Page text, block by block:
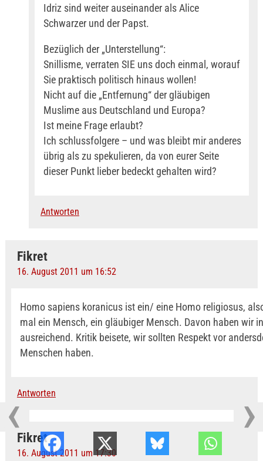
Idriz sind weiter auseinander als Alice
Schwarzer und der Papst.
Bezüglich der „Unterstellung“:
Snillisme, verraten SIE uns doch einmal, worauf
Sie praktisch politisch hinaus wollen!
Nicht auf die „Entfernung“ der gläubigen
Muslime aus Deutschland und Europa?
Ist meine Frage erlaubt?
Ich schlussfolgere – und was bleibt mir anderes
übrig als zu spekulieren, da von eurer Seite
dieser Punkt lieber bedeckt gehalten wird?
Antworten
Fikret
16. August 2011 um 16:52
Homo sapiens koranicus ist ein/ eine Homo religiosus,
mal ein Mensch, ein gläubiger Mensch. Davon haben wir
ausreichend. Kritik beisete, wir sollten Respekt vor
Menschen haben.
Antworten
Fikret
16. August 2011 um 17:30